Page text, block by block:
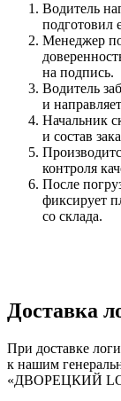
Водитель
подготовил
Менеджер
на подпись.
Водитель
и
Начальник
и состав
контроля
После
фиксирует
со склада.
Доставка
При доставке
к нашим
«ДВОРЕЦКИЙ